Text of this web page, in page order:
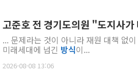
고준호 전 경기도의원 "도지사
... 문제라는 것이 아니라 재원 대책 없
미래세대에 넘긴 방식이...
2026-08-08 13:06